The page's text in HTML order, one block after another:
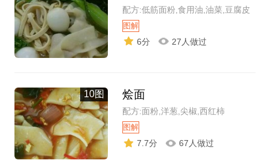
配方:低筋面粉,食用油,油菜,豆腐皮
图解
6分 27人做过
10图 烩面
配方:面粉,洋葱,尖椒,西红柿
图解
7.7分 67人做过